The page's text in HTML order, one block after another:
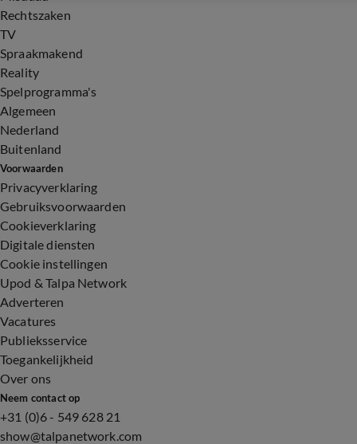
Rechtszaken
TV
Spraakmakend
Reality
Spelprogramma's
Algemeen
Nederland
Buitenland
Voorwaarden
Privacyverklaring
Gebruiksvoorwaarden
Cookieverklaring
Digitale diensten
Cookie instellingen
Upod & Talpa Network
Adverteren
Vacatures
Publieksservice
Toegankelijkheid
Over ons
Neem contact op
+31 (0)6 - 549 628 21
show@talpanetwork.com